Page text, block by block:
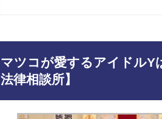
マツコが愛するアイドルY
法律相談所】